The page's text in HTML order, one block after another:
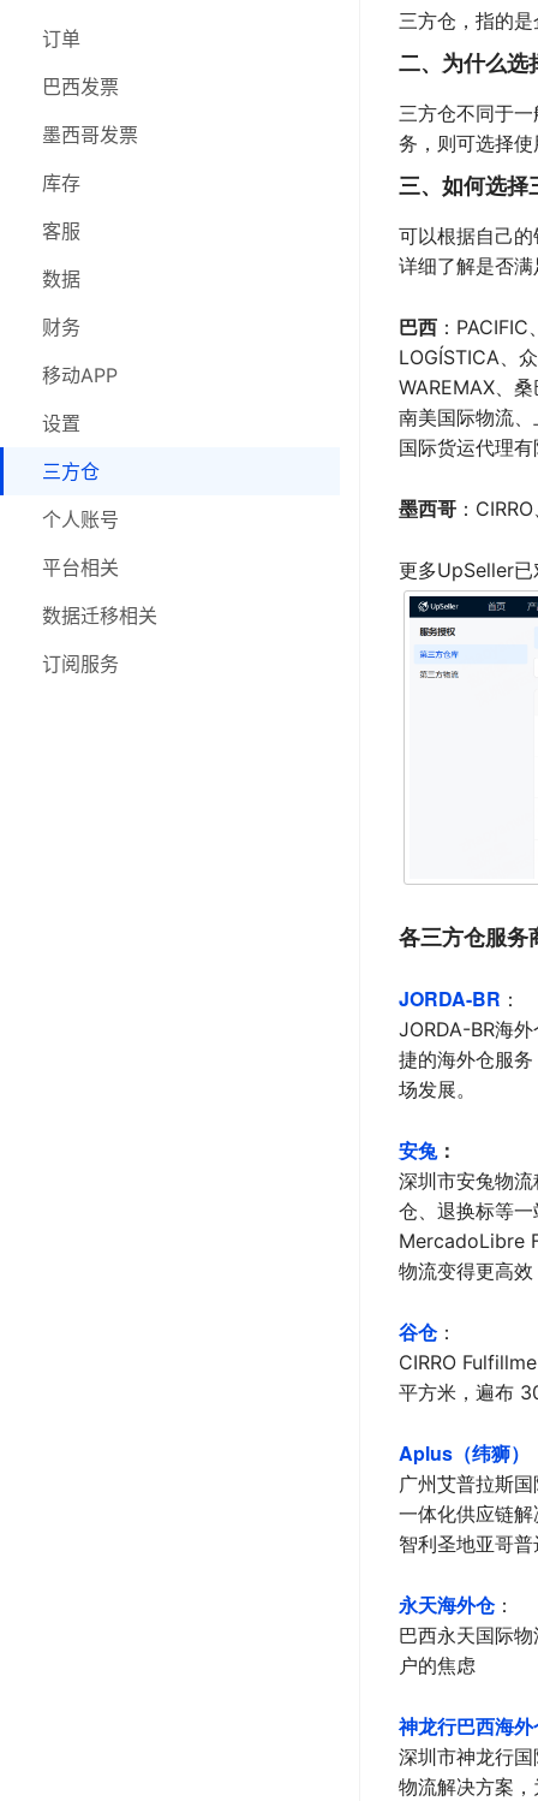
库存
客服
数据
财务
移动APP
设置
三方仓
在线研讨会
订单
巴西发票
墨西哥发票
采购
库存
客服
数据
财务
移动APP
设置
三方仓
三方物流
个人账号
功能更新日志
订单
巴西发票
墨西哥发票
库存
客服
数据
财务
移动APP
设置
三方仓
个人账号
平台相关
数据迁移相关
订阅服务
三方仓，指的
二、为什么选
三方仓不同于
务，则可选择
三、如何选择
可以根据自己
详细了解是否
巴西 ：
LOGÍSTICA、
WAREMAX、
南美国际物流​​​​​​​
国际货运​​​​​​​代理
​​​​​​​墨西哥 ：
更多UpSeller
各三方仓服务
JORDA-BR ：
JORDA-BR海
捷的海外仓服
场发展。
安兔：
深圳市安兔物
仓、退换标等
MercadoLibre
物流变得更高
谷仓：
CIRRO
平方米，遍布
Aplus（纬狮）
广州艾普拉斯
一体化供应链
智利圣地亚哥
永天海外仓：
巴西永天国际
户的焦虑
神龙行巴西海外
深圳市神龙行
物流解决方案